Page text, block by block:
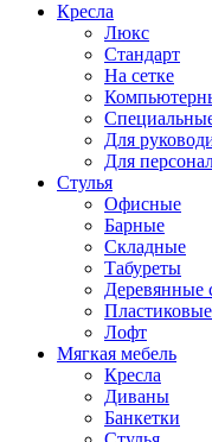
Кресла
Люкс
Стандарт
На сетке
Для
Для
Стулья
Офисные
Барные
Складные
Табуреты
Деревянные
Пластиковые
Лофт
Мягкая мебель
Кресла
Диваны
Банкетки